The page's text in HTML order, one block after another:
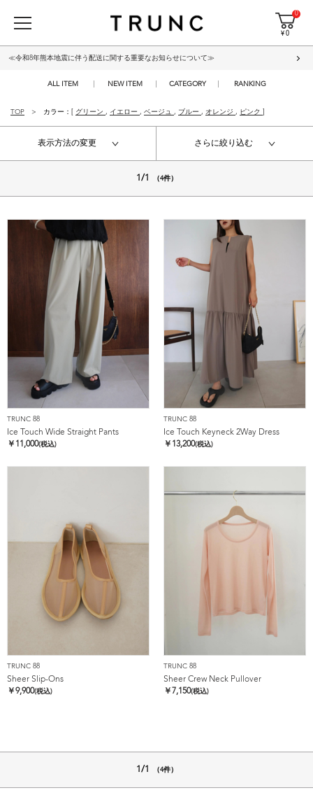
0
¥ 0
≪令和8年熊本地震に伴う配送に関する重要なお知らせについて≫
ALL ITEM NEW ITEM CATEGORY RANKING
TOP カラー：[ グリーン , イエロー , ベージュ , ブルー , オレンジ , ピンク
表示方法の変更 さらに絞り込む
1/1 （4件）
TRUNC 88
Ice Touch Wide Straight Pants
￥ 11,000(税込)
TRUNC 88
Ice Touch Keyneck 2Way Dress
￥ 13,200(税込)
TRUNC 88
Sheer Slip-Ons
￥9,900(税込)
TRUNC 88
Sheer Crew Neck Pullover
￥ 7,150(税込)
1/1 （4件）